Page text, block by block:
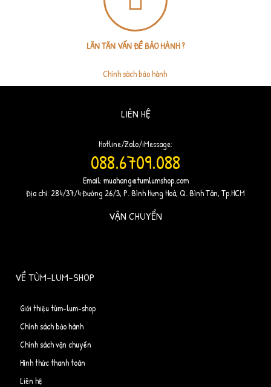
LĂN TĂN VẤN ĐỀ BẢO HÀNH ?
Chính sách bảo hành.
LIÊN HỆ
Hotline/Zalo/iMessage:
088.6709.088
Email: muahang@tumlumshop.com
Địa chỉ: 284/37/4 Đường 26/3, P. Bình Hưng Hoà, Q. Bình Tân, Tp.HCM
VẬN CHUYỂN
VỀ TÙM-LUM-SHOP
Giới thiệu tùm-lum-shop
Chính sách bảo hành
Chính sách vận chuyển
Hình thức thanh toán
Liên hệ